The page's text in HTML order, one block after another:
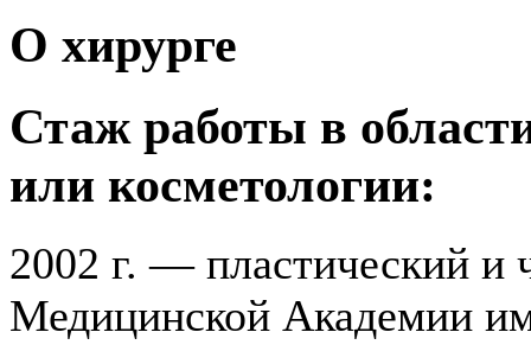
О хирурге
Стаж работы в
или косметологии:
2002 г. — пластический и
Медицинской Академии